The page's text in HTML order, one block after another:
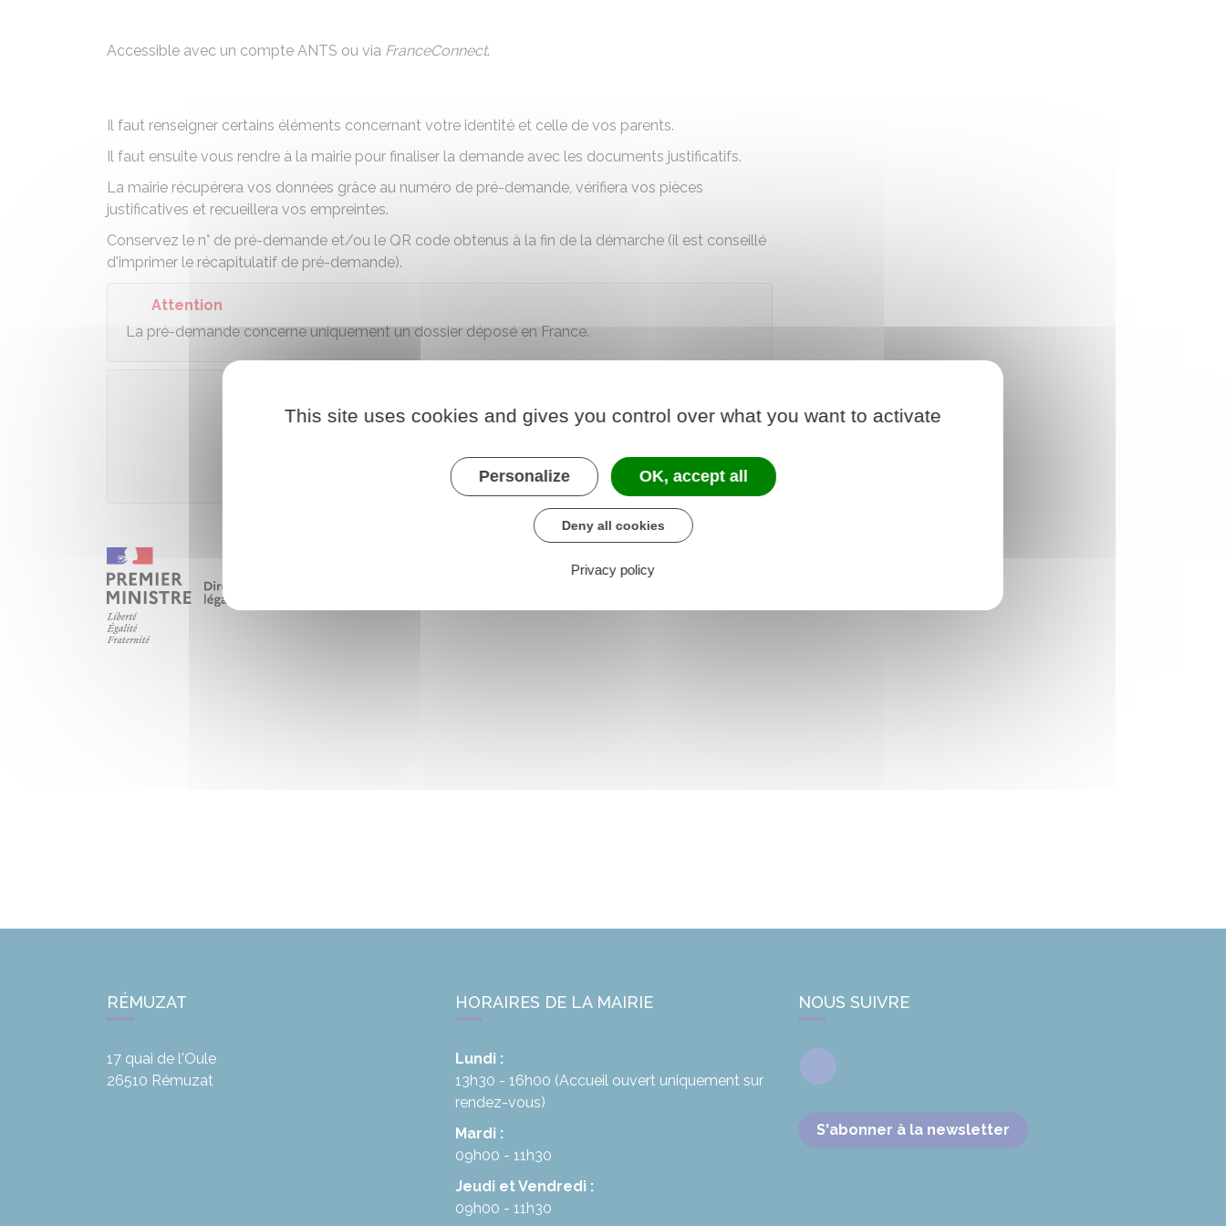
Accessible avec un compte ANTS ou via FranceConnect.
Il faut renseigner certains éléments concernant votre identité et celle de vos parents.
Il faut ensuite vous rendre à la mairie pour finaliser la demande avec les documents justificatifs.
La mairie récupérera vos données grâce au numéro de pré-demande, vérifiera vos pièces
justificatives et recueillera vos empreintes.
Conservez le n° de pré-demande et/ou le QR code obtenus à la fin de la démarche (il est conseillé
d'imprimer le récapitulatif de pré-demande).
Attention
La pré-demande concerne uniquement un dossier déposé en France.
Accéder au téléservice
Agence nationale des titres sécurisés (ANTS)
RÉMUZAT
17 quai de l'Oule
26510 Rémuzat
HORAIRES DE LA MAIRIE
Lundi :
13h30 - 16h00 (Accueil ouvert uniquement sur
rendez-vous)
Mardi :
09h00 - 11h30
Jeudi et Vendredi :
09h00 - 11h30
NOUS SUIVRE
Facebook
S'abonner à la newsletter
This site uses cookies and gives you control over what you want to activate
Personalize OK, accept all
Deny all cookies
Privacy policy